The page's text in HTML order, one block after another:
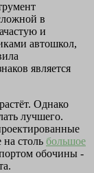
в
и
автошкол,
является
Однако
лучшего.
столь большое
обочины -